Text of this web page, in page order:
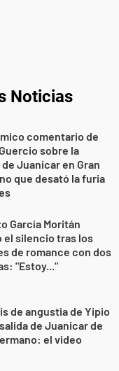
Noticias
comentario de
sobre la
Juanicar en Gran
que desató la furia
García Moritán
el silencio tras los
de romance con dos
"Estoy..."
de angustia de Yipio
de Juanicar de
el video